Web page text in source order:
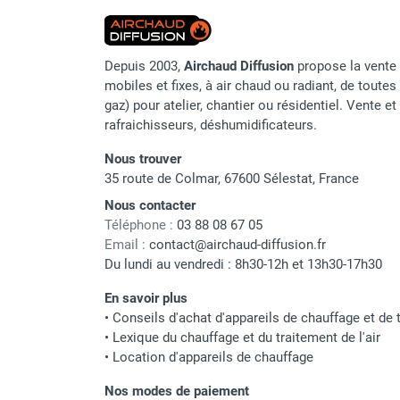
Chauffage FARM au gaz
Chauffage FARM au fioul
Chauffage d'atelier granulés / bois /
carton
Chaudière fixe à eau
Aérotherme fixe mural
Aérotherme électrique
Aérotherme au gaz
Aérotherme au fioul
Aérotherme pompe à chaleur
(détente directe)
gaz
Chauffage mobile électrique
Chauffage électrique soufflant
Chauffage haute température pour
étuvage industriel ou destruction
Depuis 2003, Airchaud Diffusion propose la
mobiles et fixes, à air chaud ou radiant, de
gaz) pour atelier, chantier ou résidentiel. Vente
rafraichisseurs, déshumidificateurs.
Nous trouver
35 route de Colmar, 67600 Sélestat, France
Nous contacter
Téléphone : 03 88 08 67 05
Email : contact@airchaud-diffusion.fr
Du lundi au vendredi : 8h30-12h et 13h30-17h30
En savoir plus
• Conseils d'achat d'appareils de chauffage et de
• Lexique du chauffage et du traitement de l'air
• Location d'appareils de chauffage
Nos modes de paiement